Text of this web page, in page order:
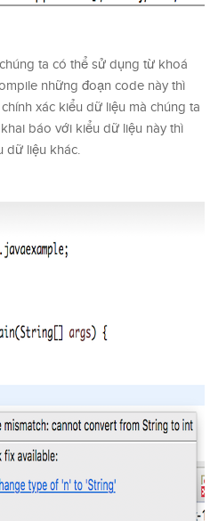
ta có thể sử dụng từ khoá
những đoạn code này thì
xác kiểu dữ liệu mà chúng ta
báo với kiểu dữ liệu này thì
dữ liệu khác.